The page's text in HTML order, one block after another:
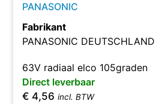
PANASONIC
Fabrikant
PANASONIC DEUTSCHLAND
63V radiaal elco 105graden
Direct leverbaar
€ 4,56 incl. BTW